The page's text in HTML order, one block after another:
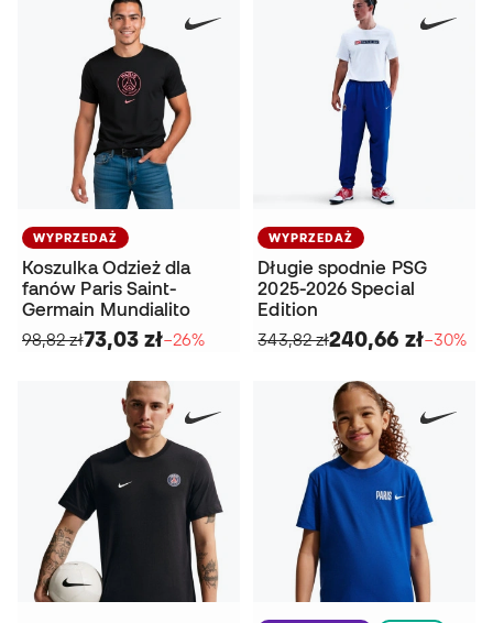
WYPRZEDAŻ
Koszulka Odzież dla
fanów Paris Saint-
Germain Mundialito
98,82 zł73,03 zł−26%
WYPRZEDAŻ
Długie spodnie PSG
2025-2026 Special
Edition
343,82 zł240,66 zł−30%